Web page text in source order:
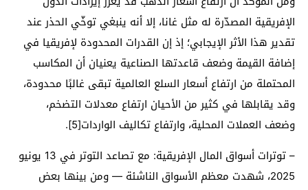
الإفريقية المصدّرة له مثل غانا، إلا أنه ينبغي توخّي الحذر عند
تقدير هذا الأثر الإيجابي؛ إذ إن القدرات المحدودة لإفريقيا في
إضافة القيمة وضعف قاعدتها الصناعية يعنيان أن المكاسب
المحتملة من ارتفاع أسعار السلع العالمية تبقى غالبًا محدودة،
وقد يقابلها في كثير من الأحيان ارتفاع معدلات التضخم،
وضعف العملات المحلية، وارتفاع تكاليف الواردات[5].
– توترات أسواق المال الإفريقية: مع تصاعد التوتر في 13 يونيو
2025، شهدت معظم الأسواق الناشئة — ومن بينها بعض